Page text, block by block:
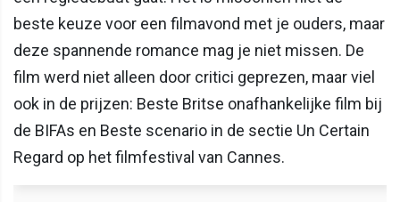
beste keuze voor een filmavond met je ouders, maar
deze spannende romance mag je niet missen. De
film werd niet alleen door critici geprezen, maar viel
ook in de prijzen: Beste Britse onafhankelijke film bij
de BIFAs en Beste scenario in de sectie Un Certain
Regard op het filmfestival van Cannes.